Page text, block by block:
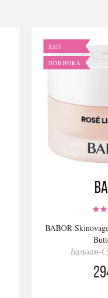
ХИТ
НОВИНКА
BABOR
Бальзам-